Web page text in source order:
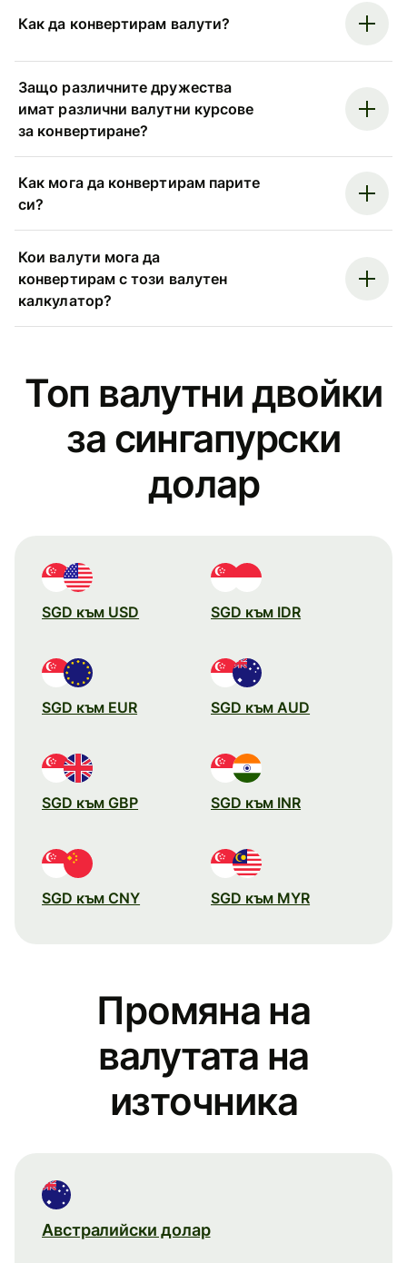
Как да конвертирам валути?
Защо различните дружества
имат различни валутни курсове
за конвертиране?
Как мога да конвертирам парите
си?
Кои валути мога да
конвертирам с този валутен
калкулатор?
Топ валутни двойки
за сингапурски
долар
SGD към USD SGD към IDR
SGD към EUR SGD към AUD
SGD към GBP SGD към INR
SGD към CNY SGD към MYR
Промяна на
валутата на
източника
Австралийски долар